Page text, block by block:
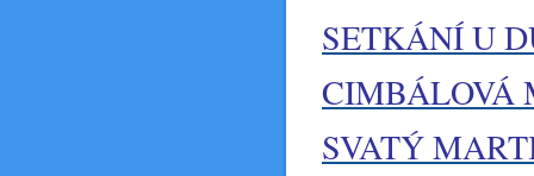
SETKÁNÍ U
CIMBÁLOVÁ
SVATÝ